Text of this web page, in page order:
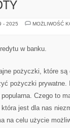
- 2025
MOŻLIWOŚĆ
w banku.
pożyczki, które są
pożyczki
Czego to
jest dla nas
na celu użycie